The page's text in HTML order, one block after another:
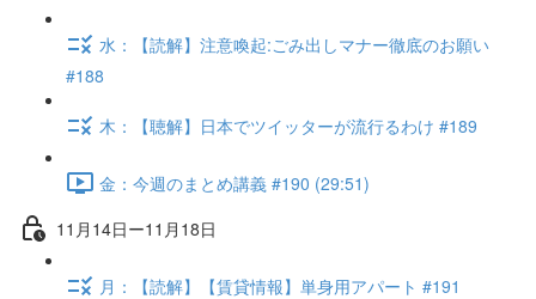
水：【読解】注意喚起:ごみ出しマナー徹底のお願い
#188
木：【聴解】日本でツイッターが流行るわけ #189
金：今週のまとめ講義 #190 (29:51)
11月14日ー11月18日
月：【読解】【賃貸情報】単身用アパート #191